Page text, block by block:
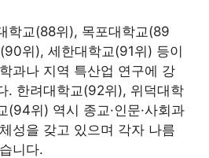
학교(88위), 목포대학교(89
위), 세한대학교(91위) 등이
과나 지역 특산업 연구에 강
. 한려대학교(92위), 위덕대학
(94위) 역시 종교·인문·사회과
성을 갖고 있으며 각자 나름
니다.